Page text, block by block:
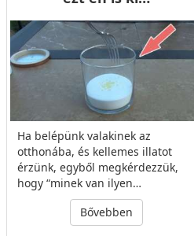
Ha belépünk valakinek az
otthonába, és kellemes illatot
érzünk, egyből megkérdezzük,
hogy “minek van ilyen…
Bővebben